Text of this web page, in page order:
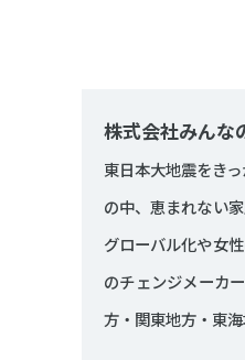
株式会社みんな
東日本大地震をき
の中、恵まれない
グローバル化や女
のチェンジメーカ
方・関東地方・東